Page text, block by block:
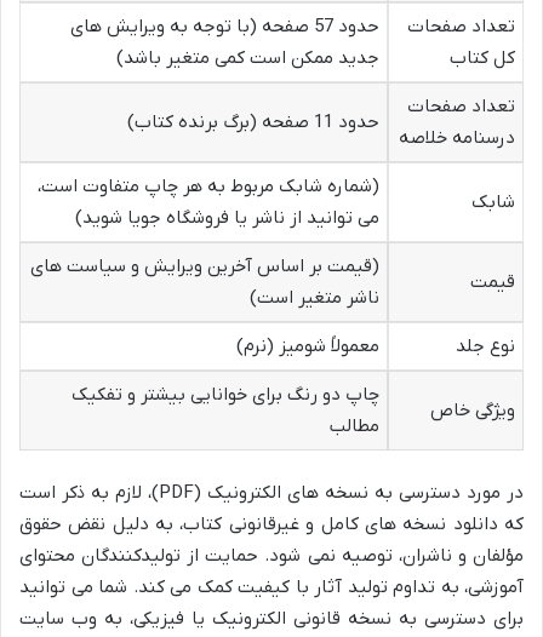
تعداد صفحات
کل کتاب
حدود 57 صفحه (با توجه به ویرایش های
جدید ممکن است کمی متغیر باشد)
تعداد صفحات
درسنامه خلاصه
حدود 11 صفحه (برگ برنده کتاب)
شابک
(شماره شابک مربوط به هر چاپ متفاوت است،
می توانید از ناشر یا فروشگاه جویا شوید)
قیمت
(قیمت بر اساس آخرین ویرایش و سیاست های
ناشر متغیر است)
نوع جلد
معمولاً شومیز (نرم)
ویژگی خاص
چاپ دو رنگ برای خوانایی بیشتر و تفکیک
مطالب
در مورد دسترسی به نسخه های الکترونیک (PDF)، لازم به ذکر است
که دانلود نسخه های کامل و غیرقانونی کتاب، به دلیل نقض حقوق
مؤلفان و ناشران، توصیه نمی شود. حمایت از تولیدکنندگان محتوای
آموزشی، به تداوم تولید آثار با کیفیت کمک می کند. شما می توانید
برای دسترسی به نسخه قانونی الکترونیک یا فیزیکی، به وب سایت